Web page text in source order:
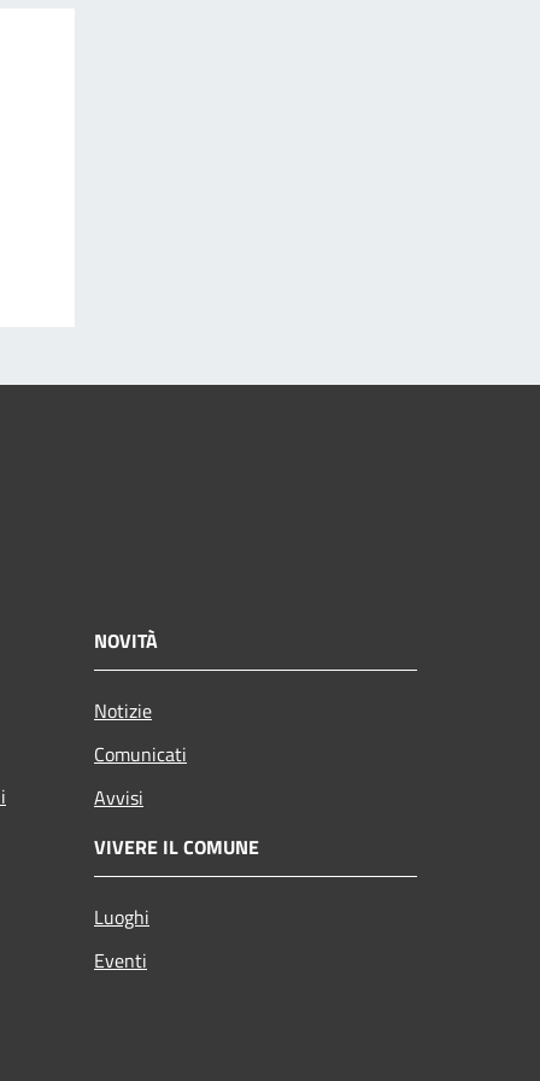
NOVITÀ
Notizie
Comunicati
Avvisi
VIVERE IL COMUNE
Luoghi
Eventi